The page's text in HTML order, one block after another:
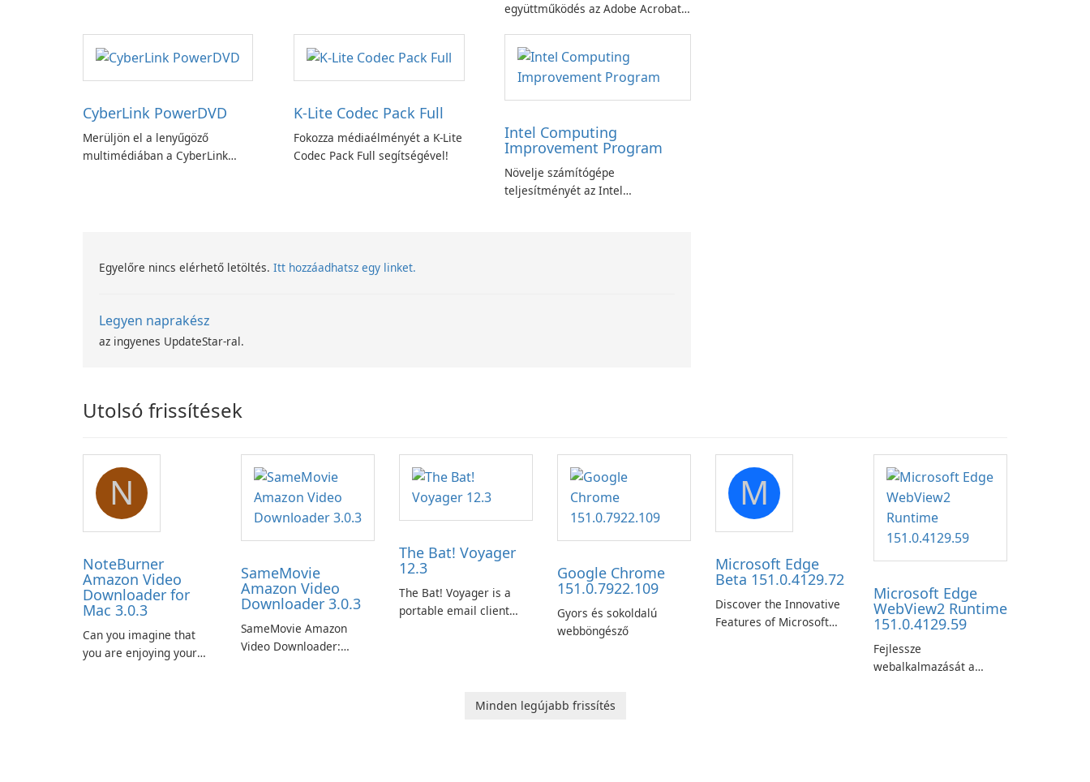
együttműködés az Adobe Acrobat
CyberLink PowerDVD
Merüljön el a lenyűgöző
multimédiában a CyberLink
K-Lite Codec Pack Full
Fokozza médiaélményét a K-Lite
Codec Pack Full segítségével!
Intel Computing
Improvement Program
Növelje számítógépe
teljesítményét az Intel
Egyelőre nincs elérhető letöltés. Itt hozzáadhatsz egy linket.
Legyen naprakész
az ingyenes UpdateStar-ral.
Utolsó frissítések
N
NoteBurner
Amazon Video
Downloader for
Mac 3.0.3
Can you imagine that
you are enjoying your
SameMovie
Amazon Video
Downloader 3.0.3
SameMovie Amazon
Video Downloader:
The Bat! Voyager
12.3
The Bat! Voyager is a
portable email client
Microsoft Windows.
Google Chrome
151.0.7922.109
Gyors és sokoldalú
webböngésző
M
Microsoft Edge
Beta 151.0.4129.72
Discover the Innovative
Features of Microsoft
Microsoft Edge
WebView2 Runtime
151.0.4129.59
Fejlessze
webalkalmazását a
Minden legújabb frissítés